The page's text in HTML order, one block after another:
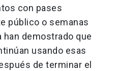
con pases
público o semanas
demostrado que
usando esas
de terminar el